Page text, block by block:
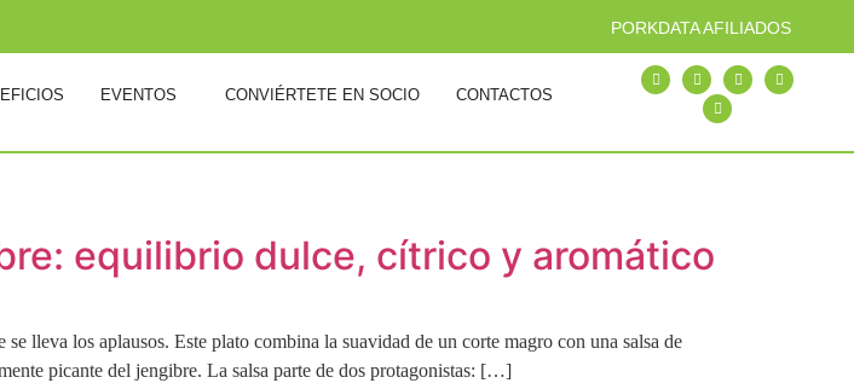
PORKDATA AFILIADOS
EVENTOS CONVIÉRTETE EN SOCIO CONTACTOS
equilibrio dulce, cítrico y aromático
lleva los aplausos. Este plato combina la suavidad de un corte magro con una salsa de
picante del jengibre. La salsa parte de dos protagonistas: […]